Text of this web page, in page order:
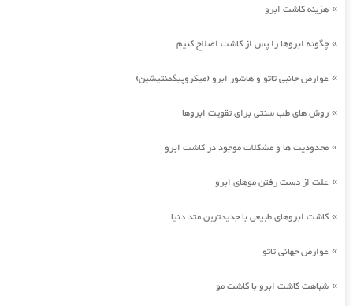
» هزینه کاشت ابرو
» چگونه ابروها را پس از کاشت اصلاح کنیم
» عوارض جانبی تاتو و هاشور ابرو (میکروپیگمنتیشین)
» روش های طب سنتی برای تقویت ابروها
» محدودیت ها و مشکلات موجود در کاشت ابرو
» علت از دست رفتن موهای ابرو
» کاشت ابروهای طبیعی با جدیدترین متد دنیا
» عوارض جهانی تاتو
» شباهت کاشت ابرو با کاشت مو